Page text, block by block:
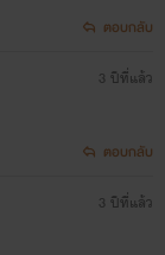
ตอบกลับ
3 ปีที่แล้ว
ตอบกลับ
3 ปีที่แล้ว